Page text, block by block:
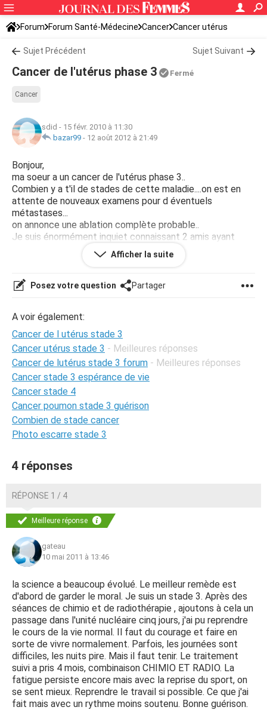
Forum Forum Santé-Médecine Cancer Cancer utérus
Sujet Précédent Sujet Suivant
Cancer de l'utérus phase 3 Fermé
Cancer
sdid - 15 févr. 2010 à 11:30
bazar99 - 12 août 2012 à 21:49
Bonjour,
ma soeur a un cancer de l'utérus phase 3..
Combien y a t'il de stades de cette maladie....on est en
attente de nouveaux examens pour d éventuels
métastases...
on annonce une ablation complète probable..
Je suis énormément inquiet connaissant 2 amis ayant
perdu leur épouse en quelques mois.
Merci de bien vouloir me donner plus d'informations..
Afficher la suite
Posez votre question Partager
A voir également:
Cancer de l utérus stade 3
Cancer utérus stade 3 - Meilleures réponses
Cancer de lutérus stade 3 forum - Meilleures réponses
Cancer stade 3 espérance de vie
Cancer stade 4
Cancer poumon stade 3 guérison
Combien de stade cancer
Photo escarre stade 3
4 réponses
RÉPONSE 1 / 4
Meilleure réponse
gateau
10 mai 2011 à 13:46
la science a beaucoup évolué. Le meilleur remède est
d'abord de garder le moral. Je suis un stade 3. Après des
séances de chimio et de radiothérapie , ajoutons à cela un
passage dans l'unité nucléaire cinq jours, j'ai pu reprendre
le cours de la vie normal. Il faut du courage et faire en
sorte de vivre normalement. Parfois, les journées sont
difficiles, les nuits pire. Mais il faut tenir. Le traitement
suivi a pris 4 mois, combinaison CHIMIO ET RADIO. La
fatigue persiste encore mais avec la reprise du sport, on
se sent mieux. Reprendre le travail si possible. Ce que j'ai
fait mais avec un rythme moins soutenu. Bonne guérison.